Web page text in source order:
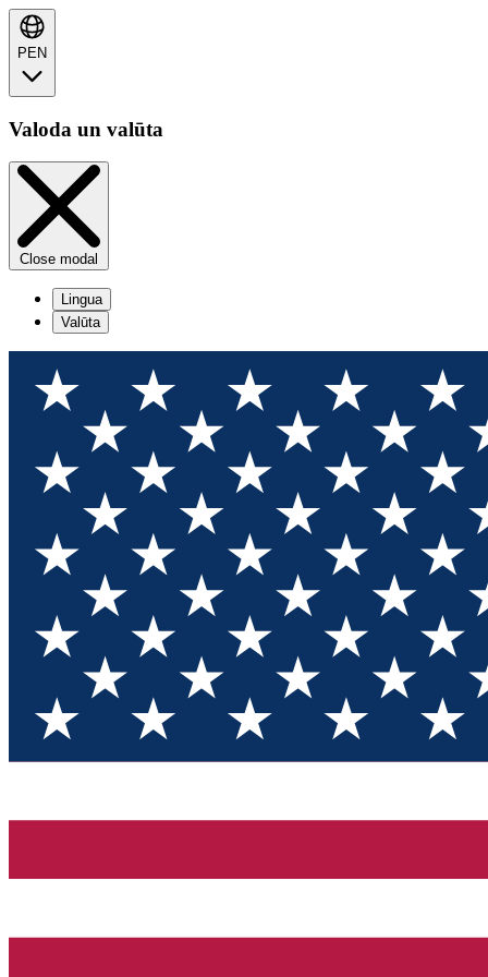
PEN
Valoda un valūta
Close modal
Lingua
Valūta